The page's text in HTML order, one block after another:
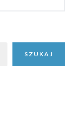
SZUKAJ